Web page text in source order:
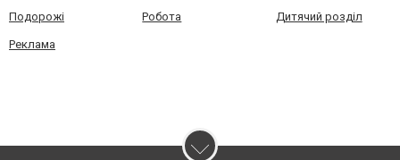
Подорожі Робота Дитячий розділ
Реклама